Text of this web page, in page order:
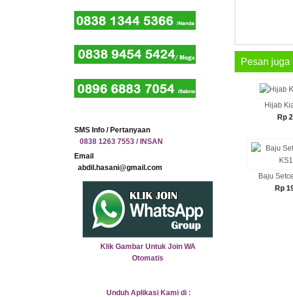
SMS Info / Pertanyaan
0838 1263 7553 / INSAN
Email
abdil.hasani@gmail.com
Klik Gambar Untuk Join WA
Otomatis
Unduh Aplikasi Kami di :
Pesan juga
Hijab
Rp
Baju
Rp